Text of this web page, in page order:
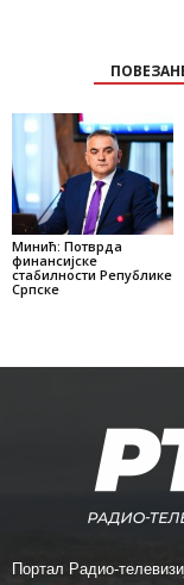
Минић: Потврда
финансијске
стабилности Републике
Српске
Портал Радио-